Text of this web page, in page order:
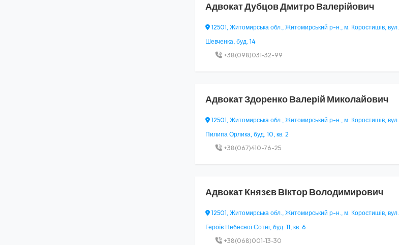
АдвокатДубцов Дмитро Валерійович
12501, Житомирська обл., Житомирський р-н., м. Коростишів, вул.
Шевченка, буд. 14
+38(098)031-32-99
АдвокатЗдоренко Валерій Миколайович
12501, Житомирська обл., Житомирський р-н., м. Коростишів, вул.
Пилипа Орлика, буд. 10, кв. 2
+38(067)410-76-25
АдвокатКнязєв Віктор Володимирович
12501, Житомирська обл., Житомирський р-н., м. Коростишів, вул.
Героїв Небесної Сотні, буд. 11, кв. 6
+38(068)001-13-30